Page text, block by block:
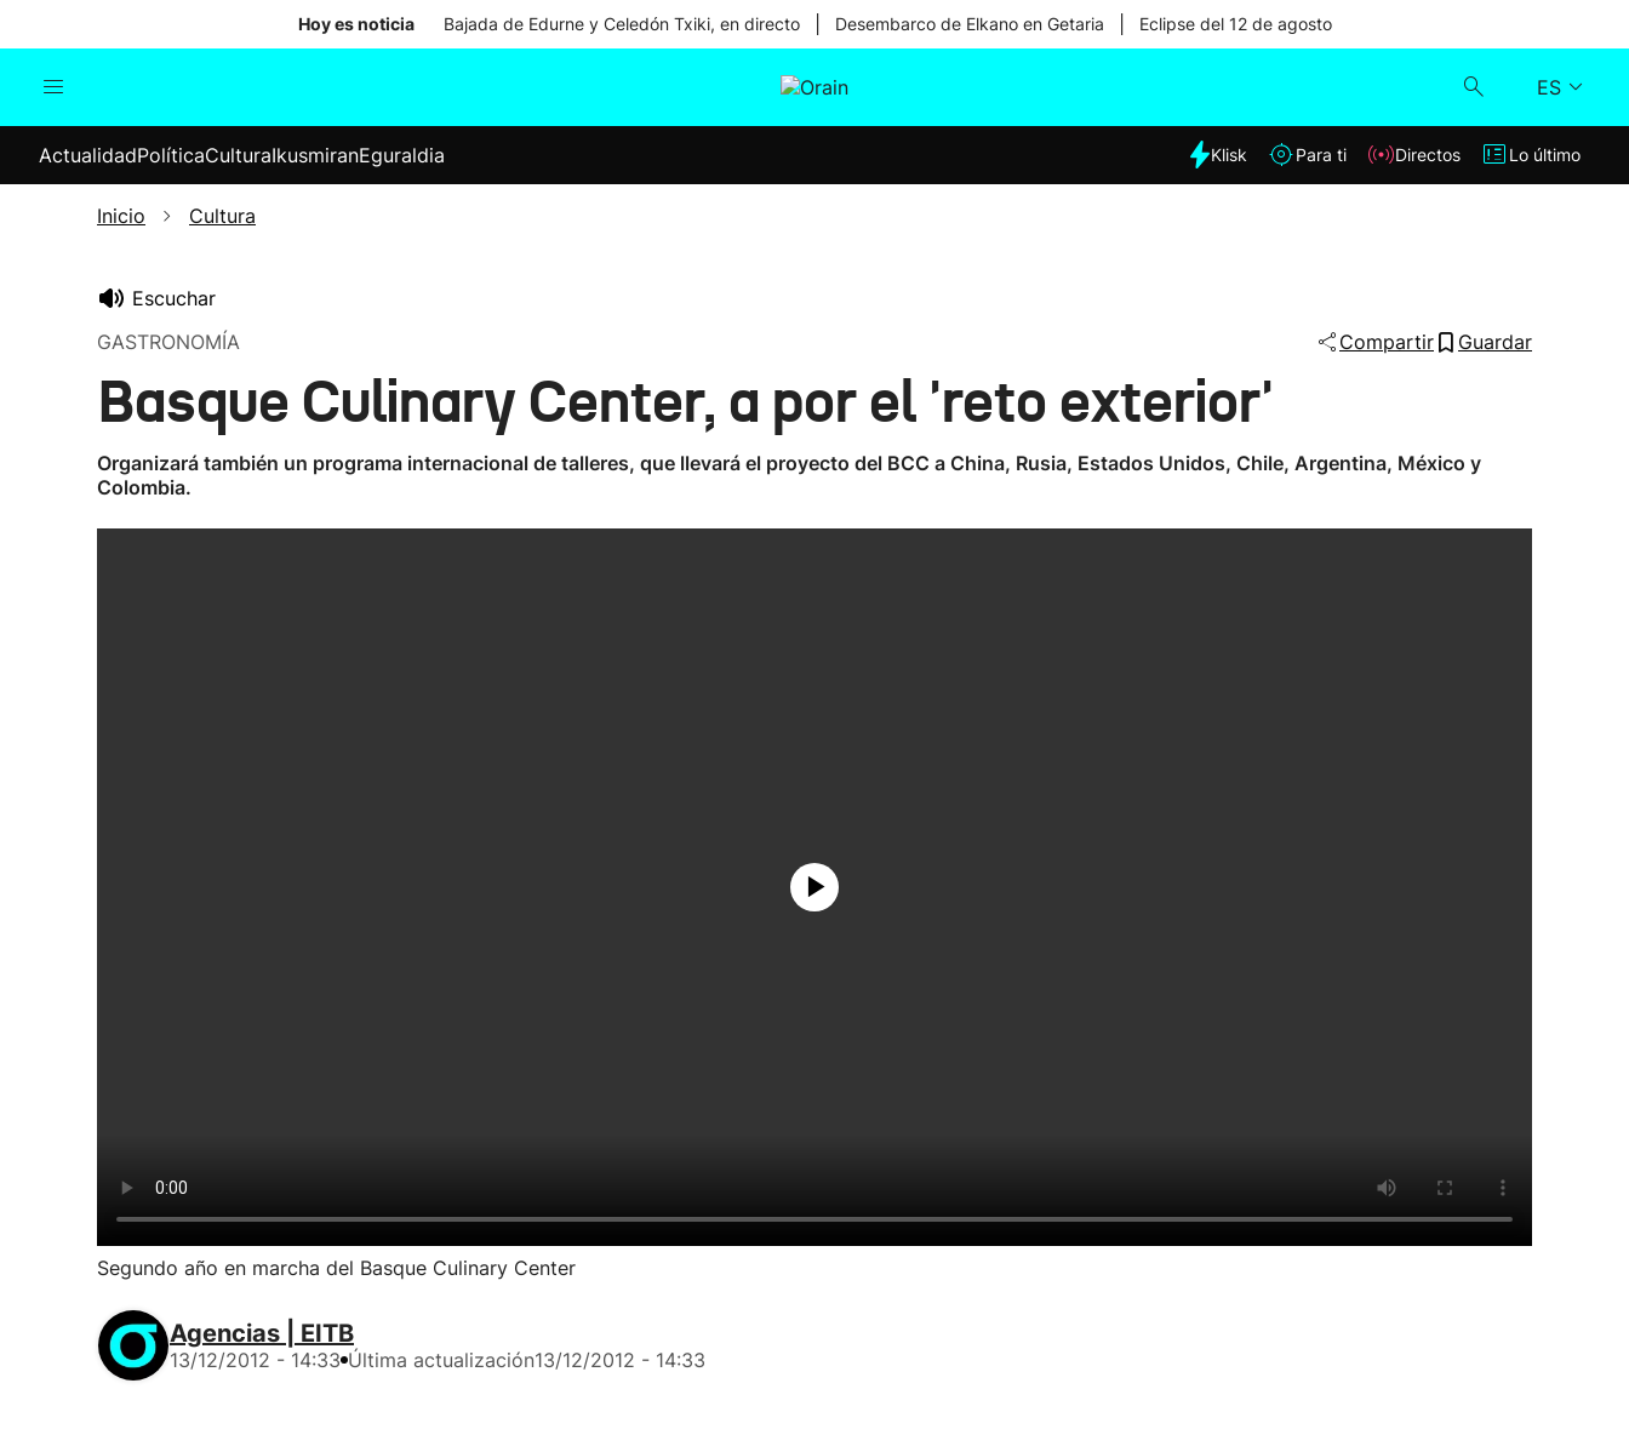
Hoy es noticia Bajada de Edurne y Celedón Txiki, en directo Desembarco de Elkano en Getaria Eclipse del 12 de agosto
ES
Internacional
Elecciones
Klisk
ActualidadPolíticaCulturaIkusmiranEguraldia Klisk Para ti Directos Lo último
Inicio Cultura
Escuchar
GASTRONOMÍA
Compartir Guardar
Basque Culinary Center, a por el 'reto exterior'
Organizará también un programa internacional de talleres, que llevará el proyecto del BCC a China, Rusia, Estados Unidos, Chile, Argentina, México y
Colombia.
Segundo año en marcha del Basque Culinary Center
Agencias | EITB
13/12/2012 - 14:33 Última actualización13/12/2012 - 14:33